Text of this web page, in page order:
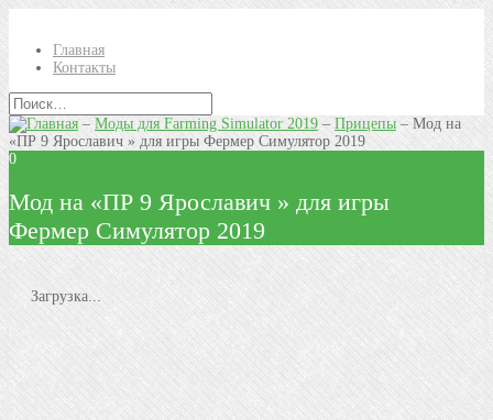
Главная
Контакты
–Моды для Farming Simulator 2019 – Прицепы – Мод на
«ПР 9 Ярославич » для игры Фермер Симулятор 2019
0
Мод на «ПР 9 Ярославич » для игры
Фермер Симулятор 2019
Загрузка...